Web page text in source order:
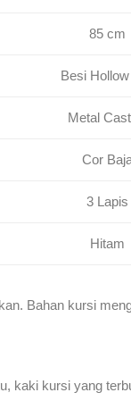
85 cm
Besi
Metal
Cor
3 Lapis
Hitam
Bahan kursi
kaki kursi yang